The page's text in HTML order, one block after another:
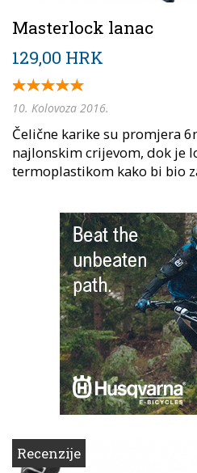
Masterlock lanac
129,00 HRK
10. Kolovoza 2016.
Čelične karike su promjera
najlonskim crijevom, dok je
termoplastikom kako bi bio
Recenzije